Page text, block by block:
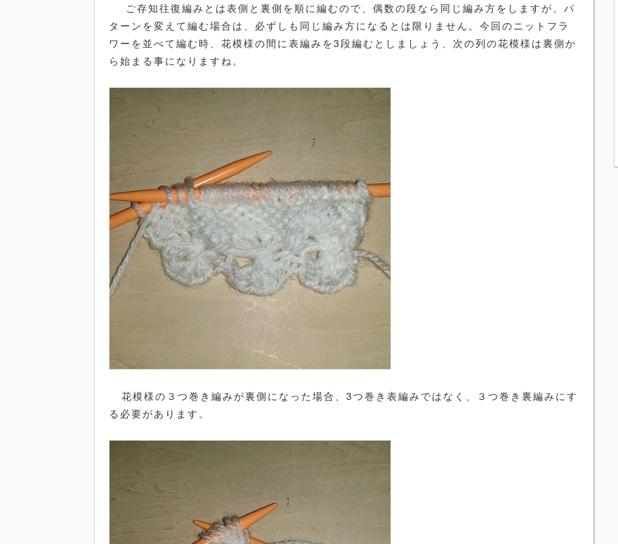
ご存知往復編みとは表側と裏側を順に編むので、偶数の段なら同じ編み方をしますが、パ
ターンを変えて編む場合は、必ずしも同じ編み方になるとは限りません。今回のニットフラ
ワーを並べて編む時、花模様の間に表編みを3段編むとしましょう、次の列の花模様は裏側か
ら始まる事になりますね。
花模様の３つ巻き編みが裏側になった場合、3つ巻き表編みではなく、３つ巻き裏編みにす
る必要があります。